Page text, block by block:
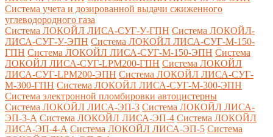
Система учета и дозированной выдачи сжиженного
углеводородного газа
Система ЛОКОЙЛ ЛИСА-СУГ-У-ГПН Система ЛОКОЙЛ-
ЛИСА-СУГ-У-ЭПН Система ЛОКОЙЛ ЛИСА-СУГ-М-150-
ГПН Система ЛОКОЙЛ ЛИСА-СУГ-М-150-ЭПН Система
ЛОКОЙЛ ЛИСА-СУГ-LPM200-ГПН Система ЛОКОЙЛ
ЛИСА-СУГ-LPM200-ЭПН Система ЛОКОЙЛ ЛИСА-СУГ-
М-300-ГПН Система ЛОКОЙЛ ЛИСА-СУГ-М-300-ЭПН
Система электронной пломбировки автоцистерны
Система ЛОКОЙЛ ЛИСА-ЭП-3 Система ЛОКОЙЛ ЛИСА-
ЭП-3-А Система ЛОКОЙЛ ЛИСА-ЭП-4 Система ЛОКОЙЛ
ЛИСА-ЭП-4-А Система ЛОКОЙЛ ЛИСА-ЭП-5 Система